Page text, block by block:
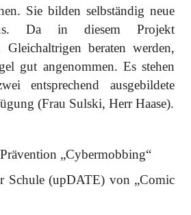
Sie bilden selbständig neue
Da in diesem Projekt
beraten werden,
gut angenommen. Es stehen
entsprechend ausgebildete
(Frau Sulski, Herr Haase).
„Cybermobbing“
Schule (upDATE) von „Comic